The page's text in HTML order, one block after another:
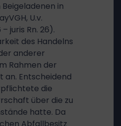
in
U.v.
juris Rn. 26).
des Handelns
anderer
Rahmen der
an. Entscheidend
die
über die zu
hatte. Da